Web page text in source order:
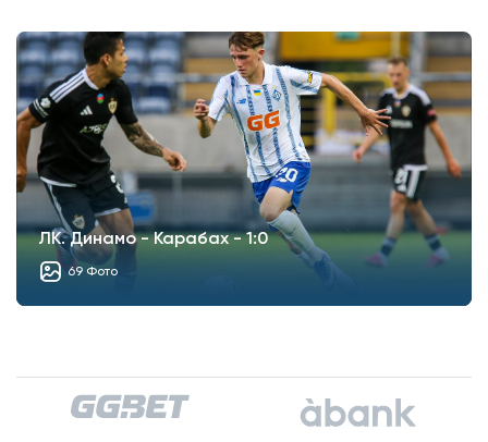
ЛК. Динамо - Карабах - 1:0
69 Фото